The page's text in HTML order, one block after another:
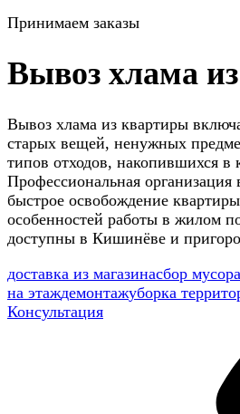
Принимаем заказы
Вывоз хлама
Вывоз хлама из квартиры
старых вещей, ненужных
типов отходов, накопившихся в
Профессиональная организация
быстрое освобождение
особенностей работы в жилом
доступны в Кишинёве и
доставка из магазинасбор мусора
на этаждемонтажуборка
Консультация